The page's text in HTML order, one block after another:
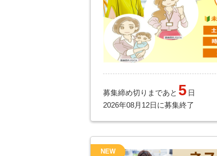
募集締め切りまであと 5 日
2026年08月12日に募集終了
NEW